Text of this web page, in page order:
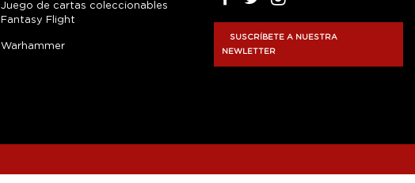
Juego de cartas coleccionables
Fantasy Flight
Warhammer
SUSCRÍBETE A NUESTRA
NEWLETTER